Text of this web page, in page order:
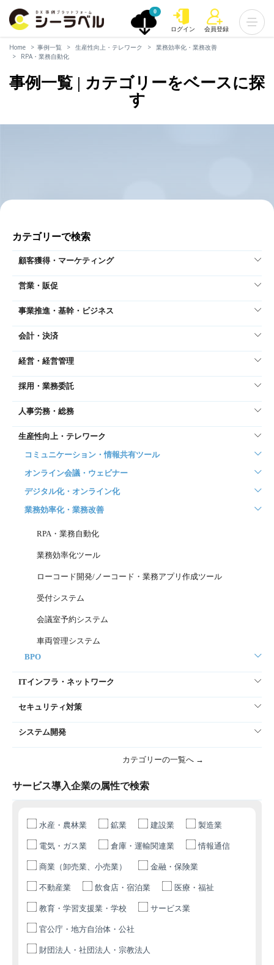
0
ログイン 会員登録
Home 事例一覧 生産性向上・テレワーク
業務効率化・業務改善
RPA・業務自動化
事例一覧 | カテゴリーをベースに探
す
カテゴリーで検索
顧客獲得・マーケティング
営業・販促
事業推進・基幹・ビジネス
会計・決済
経営・経営管理
採用・業務委託
人事労務・総務
生産性向上・テレワーク
コミュニケーション・情報共有ツール
オンライン会議・ウェビナー
デジタル化・オンライン化
業務効率化・業務改善
RPA・業務自動化
業務効率化ツール
ローコード開発/ノーコード・業務アプリ作成ツール
受付システム
会議室予約システム
車両管理システム
BPO
ITインフラ・ネットワーク
セキュリティ対策
システム開発
カテゴリーの一覧へ →
サービス導入企業の属性で検索
水産・農林業 鉱業 建設業 製造業
電気・ガス業 倉庫・運輸関連業 情報通信
商業（卸売業、小売業） 金融・保険業
不動産業 飲食店・宿泊業 医療・福祉
教育・学習支援業・学校 サービス業
官公庁・地方自治体・公社
財団法人・社団法人・宗教法人